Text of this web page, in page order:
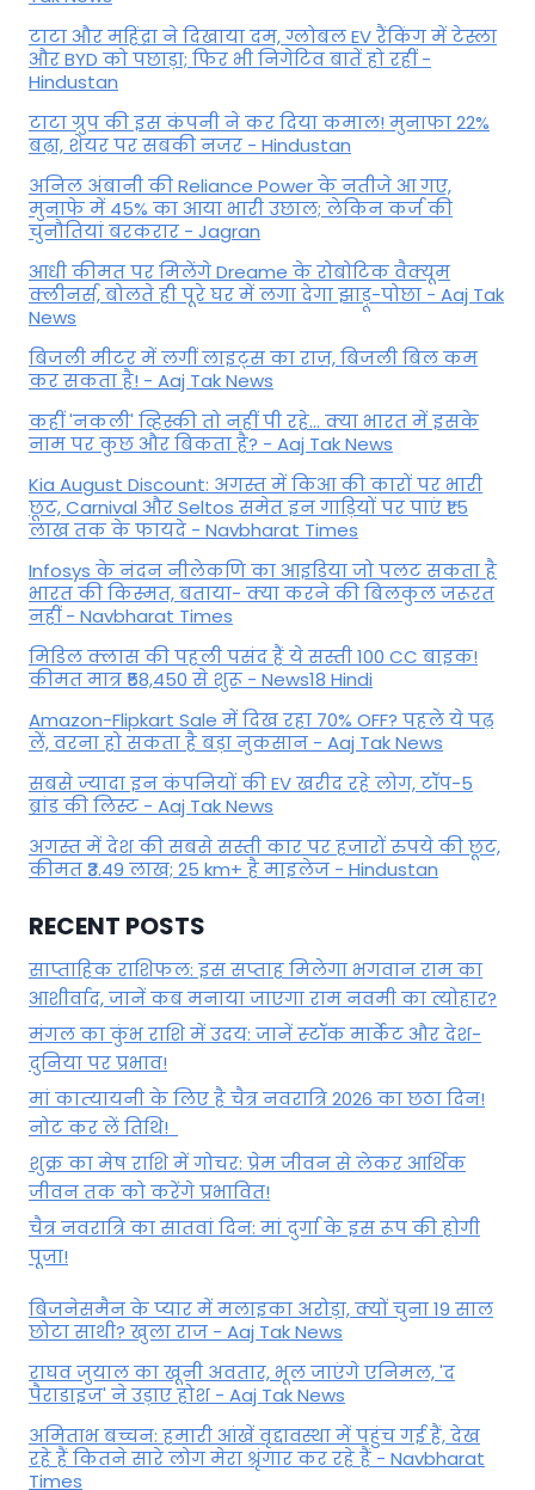
टाटा और महिंद्रा ने दिखाया दम, ग्लोबल EV रैंकिंग में टेस्ला
और BYD को पछाड़ा; फिर भी निगेटिव बातें हो रहीं -
Hindustan
टाटा ग्रुप की इस कंपनी ने कर दिया कमाल! मुनाफा 22%
बढ़ा, शेयर पर सबकी नजर - Hindustan
अनिल अंबानी की Reliance Power के नतीजे आ गए,
मुनाफे में 45% का आया भारी उछाल; लेकिन कर्ज की
चुनौतियां बरकरार - Jagran
आधी कीमत पर मिलेंगे Dreame के रोबोटिक वैक्यूम
क्लीनर्स, बोलते ही पूरे घर में लगा देगा झाड़ू-पोछा - Aaj Tak
News
बिजली मीटर में लगीं लाइट्स का राज़, बिजली बिल कम
कर सकता है! - Aaj Tak News
कहीं 'नकली' व्हिस्की तो नहीं पी रहे... क्या भारत में इसके
नाम पर कुछ और बिकता है? - Aaj Tak News
Kia August Discount: अगस्त में किआ की कारों पर भारी
छूट, Carnival और Seltos समेत इन गाड़ियों पर पाएं ₹1.5
लाख तक के फायदे - Navbharat Times
Infosys के नंदन नीलेकणि का आइडिया जो पलट सकता है
भारत की किस्मत, बताया- क्या करने की बिलकुल जरूरत
नहीं - Navbharat Times
मिडिल क्लास की पहली पसंद हैं ये सस्ती 100 CC बाइक!
कीमत मात्र ₹58,450 से शुरू - News18 Hindi
Amazon-Flipkart Sale में दिख रहा 70% OFF? पहले ये पढ़
लें, वरना हो सकता है बड़ा नुकसान - Aaj Tak News
सबसे ज्यादा इन कंपनियों की EV खरीद रहे लोग, टॉप-5
ब्रांड की लिस्ट - Aaj Tak News
अगस्त में देश की सबसे सस्ती कार पर हजारों रुपये की छूट,
कीमत ₹3.49 लाख; 25 km+ है माइलेज - Hindustan
RECENT POSTS
साप्ताहिक राशिफल: इस सप्ताह मिलेगा भगवान राम का
आशीर्वाद, जानें कब मनाया जाएगा राम नवमी का त्योहार?
मंगल का कुंभ राशि में उदय: जानें स्‍टॉक मार्केट और देश-
दुनिया पर प्रभाव!
मां कात्‍यायनी के लिए है चैत्र नवरात्रि 2026 का छठा दिन!
नोट कर लें तिथि!
शुक्र का मेष राशि में गोचर: प्रेम जीवन से लेकर आर्थिक
जीवन तक को करेंगे प्रभावित!
चैत्र नवरात्रि का सातवां दिन: मां दुर्गा के इस रूप की होगी
पूजा!
बिजनेसमैन के प्यार में मलाइका अरोड़ा, क्यों चुना 19 साल
छोटा साथी? खुला राज - Aaj Tak News
राघव जुयाल का खूनी अवतार, भूल जाएंगे एनिमल, 'द
पैराडाइज' ने उड़ाए होश - Aaj Tak News
अमिताभ बच्चन: हमारी आंखें वृद्दावस्था में पहुंच गई हैं, देख
रहे हैं कितने सारे लोग मेरा श्रृंगार कर रहे हैं - Navbharat
Times